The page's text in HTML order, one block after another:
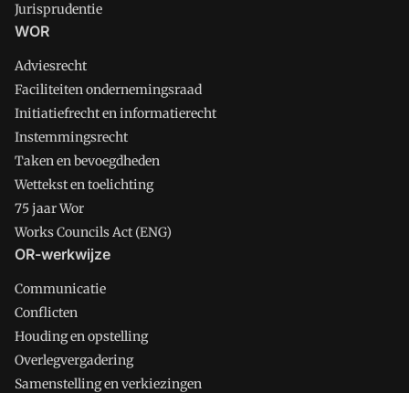
Jurisprudentie
WOR
Adviesrecht
Faciliteiten ondernemingsraad
Initiatiefrecht en informatierecht
Instemmingsrecht
Taken en bevoegdheden
Wettekst en toelichting
75 jaar Wor
Works Councils Act (ENG)
OR-werkwijze
Communicatie
Conflicten
Houding en opstelling
Overlegvergadering
Samenstelling en verkiezingen